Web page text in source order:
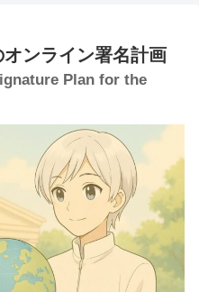
ンライン署名計画
Plan for the